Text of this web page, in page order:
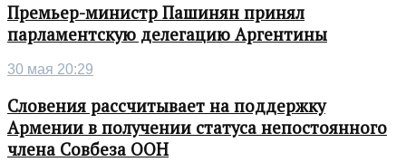
Премьер-министр Пашинян принял
парламентскую делегацию Аргентины
30 мая 20:29
Словения рассчитывает на поддержку
Армении в получении статуса непостоянного
члена Совбеза ООН